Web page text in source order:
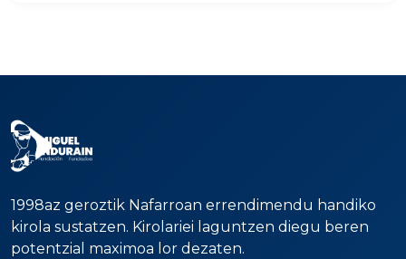
1998az geroztik Nafarroan errendimendu handiko
kirola sustatzen. Kirolariei laguntzen diegu beren
potentzial maximoa lor dezaten.